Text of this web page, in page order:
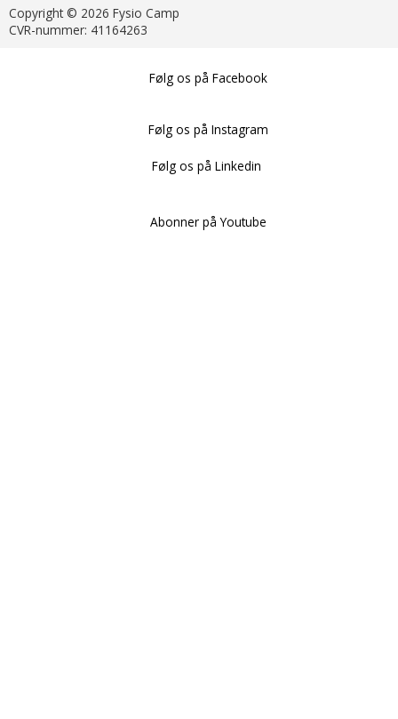
Copyright © 2026 Fysio Camp
CVR-nummer: 41164263
Følg os på Facebook
Følg os på Instagram
Følg os på Linkedin
Abonner på Youtube